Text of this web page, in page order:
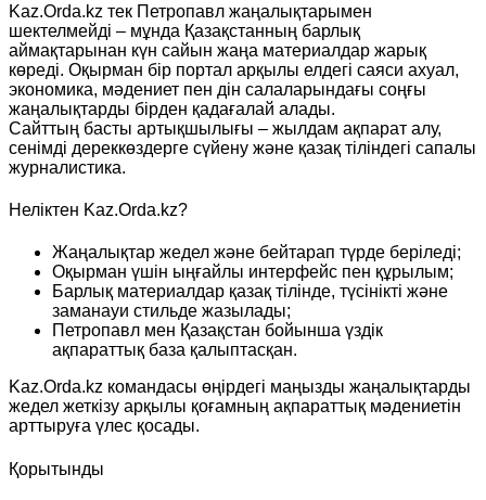
Kaz.Orda.kz тек Петропавл жаңалықтарымен
шектелмейді – мұнда Қазақстанның барлық
аймақтарынан күн сайын жаңа материалдар жарық
көреді. Оқырман бір портал арқылы елдегі саяси ахуал,
экономика, мәдениет пен дін салаларындағы соңғы
жаңалықтарды бірден қадағалай алады.
Сайттың басты артықшылығы – жылдам ақпарат алу,
сенімді дереккөздерге сүйену және қазақ тіліндегі сапалы
журналистика.
Неліктен Kaz.Orda.kz?
Жаңалықтар жедел және бейтарап түрде беріледі;
Оқырман үшін ыңғайлы интерфейс пен құрылым;
Барлық материалдар қазақ тілінде, түсінікті және
заманауи стильде жазылады;
Петропавл мен Қазақстан бойынша үздік
ақпараттық база қалыптасқан.
Kaz.Orda.kz командасы өңірдегі маңызды жаңалықтарды
жедел жеткізу арқылы қоғамның ақпараттық мәдениетін
арттыруға үлес қосады.
Қорытынды